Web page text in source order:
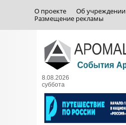
О проекте Об учреждении
Размещение рекламы
8.08.2026
суббота